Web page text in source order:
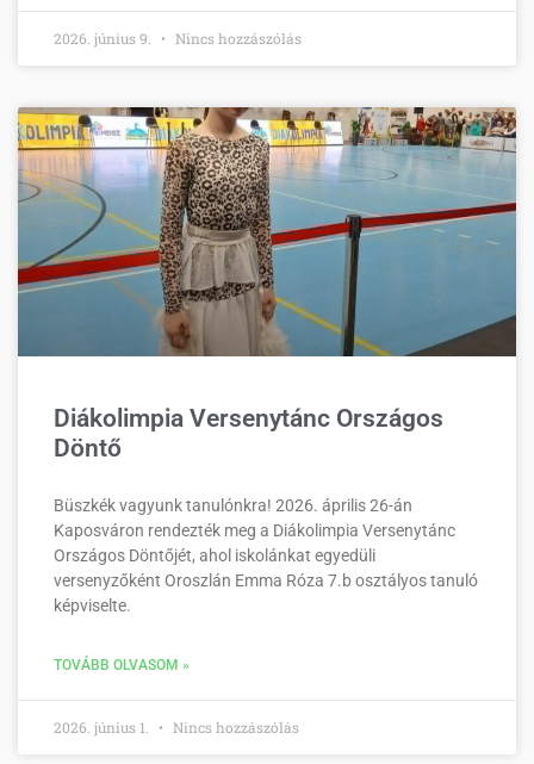
2026. június 9. Nincs hozzászólás
Diákolimpia Versenytánc Országos
Döntő
Büszkék vagyunk tanulónkra! 2026. április 26-án
Kaposváron rendezték meg a Diákolimpia Versenytánc
Országos Döntőjét, ahol iskolánkat egyedüli
versenyzőként Oroszlán Emma Róza 7.b osztályos tanuló
képviselte.
TOVÁBB OLVASOM »
2026. június 1. Nincs hozzászólás